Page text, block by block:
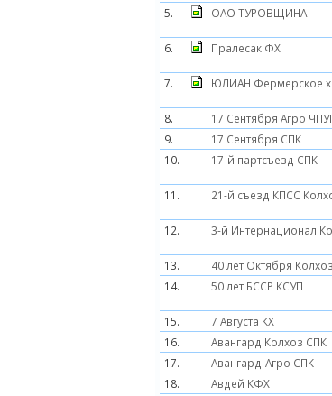
5. ОАО ТУРОВЩИНА
6. Пралесак ФХ
7. ЮЛИАН Фермерское
8. 17 Сентября Агро
9.
17 Сентября СПК
10.
17-й партсъезд СПК
11. 21-й съезд КПСС
12. 3-й Интернационал
13. 40 лет Октября
14.
50 лет БССР КСУП
15. 7 Августа КХ
16.
Авангард Колхоз СПК
17.
Авангард-Агро СПК
18.
Авдей КФХ